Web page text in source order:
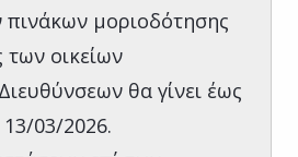
μοριοδότησης
των οικείων
θα γίνει έως
03/2026.